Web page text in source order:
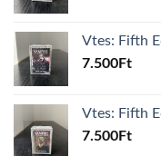
Vtes: Fifth
7.500Ft
Vtes: Fifth
7.500Ft